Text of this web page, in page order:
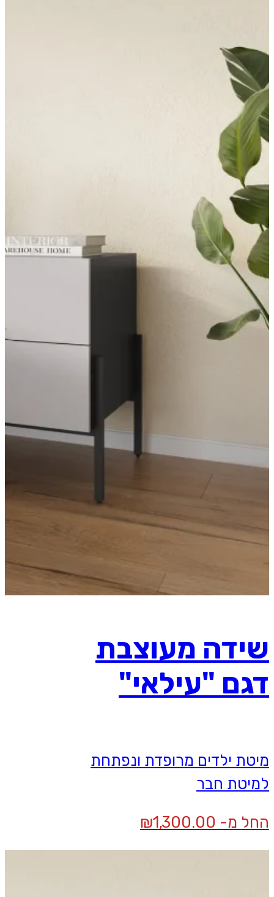
שידה מעוצבת
דגם "עילאי"
מיטת ילדים מרופדת ונפתחת
למיטת חבר
החל מ- ₪1,300.00